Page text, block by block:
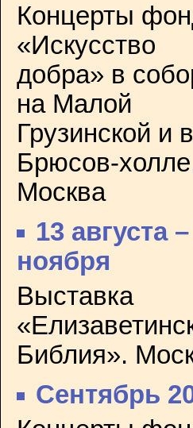
Концерты
«Искусство
добра» в
на Малой
Грузинской и в
Брюсов-
Москва
13 августа
ноября
Выставка
Библия».
Сентябрь